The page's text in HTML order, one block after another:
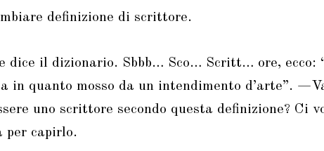
definizione di scrittore.
dice il dizionario. Sbbb… Sco… Scritt… ore, ecco:
quanto mosso da un intendimento d’arte”.
uno scrittore secondo questa definizione? Ci
per capirlo.